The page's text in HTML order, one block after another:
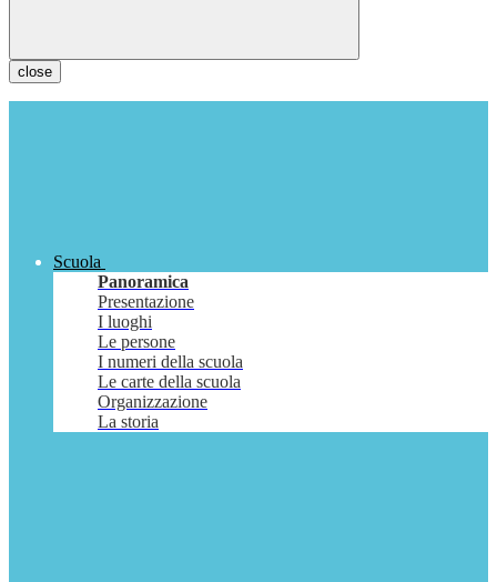
close
Scuola
Panoramica
Presentazione
I luoghi
Le persone
I numeri della scuola
Le carte della scuola
Organizzazione
La storia